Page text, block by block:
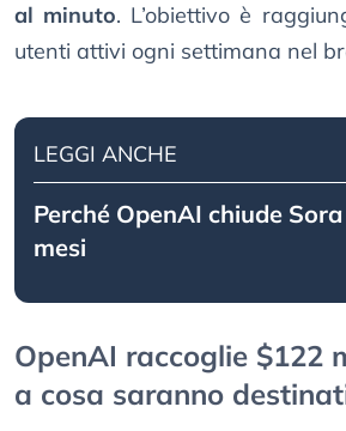
al minuto. L’obiettivo è
utenti attivi ogni settimana nel
LEGGI ANCHE
Perché OpenAI chiude
mesi
OpenAI raccoglie $122
a cosa saranno